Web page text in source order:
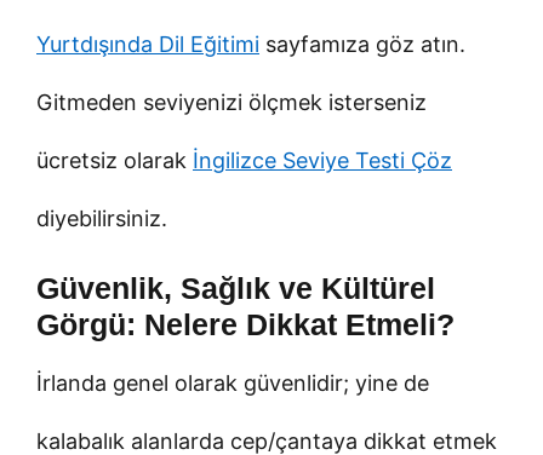
Yurtdışında Dil Eğitimi sayfamıza göz atın.
Gitmeden seviyenizi ölçmek isterseniz
ücretsiz olarak İngilizce Seviye Testi Çöz
diyebilirsiniz.
Güvenlik, Sağlık ve Kültürel
Görgü: Nelere Dikkat Etmeli?
İrlanda genel olarak güvenlidir; yine de
kalabalık alanlarda cep/çantaya dikkat etmek